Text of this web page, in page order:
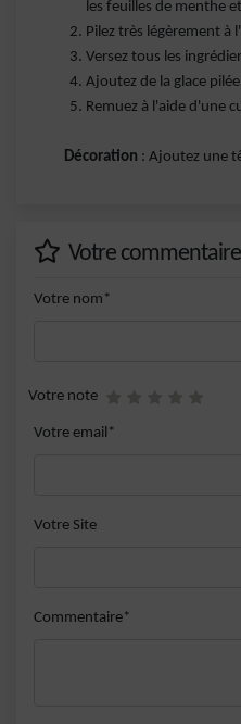
les feuilles de menthe
Pilez très légèrement à
Versez tous les
Ajoutez de la glace
Remuez à l'aide d'une
Décoration : Ajoutez une
Votre commentaire
Votre nom*
Votre note
Votre email*
Votre Site
Commentaire*